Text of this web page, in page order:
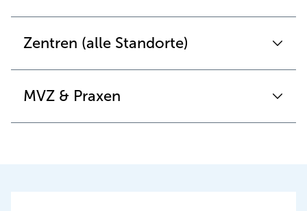
Zentren (alle Standorte)
MVZ & Praxen